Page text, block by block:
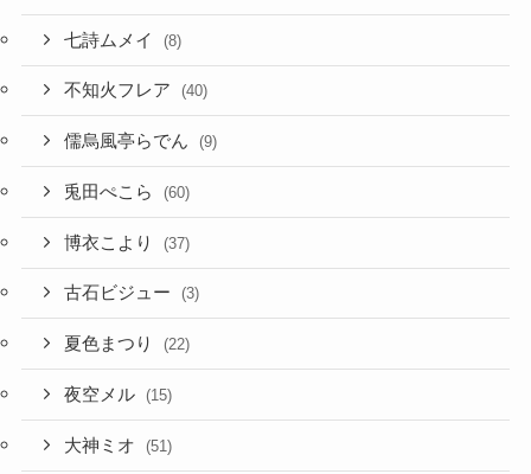
七詩ムメイ (8)
不知火フレア (40)
儒烏風亭らでん (9)
兎田ぺこら (60)
博衣こより (37)
古石ビジュー (3)
夏色まつり (22)
夜空メル (15)
大神ミオ (51)